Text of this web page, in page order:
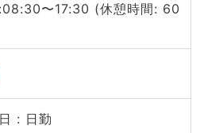
〜17:30 (休憩時間: 60
: 日勤